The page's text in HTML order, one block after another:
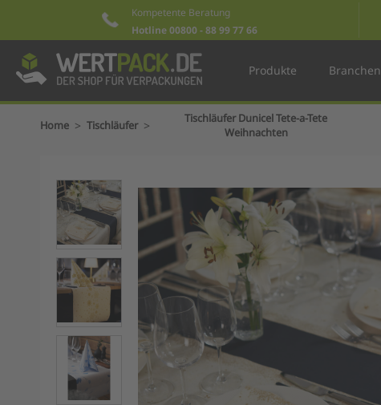
Kompetente Beratung
Hotline 00800 - 88 99 77 66
Produkte Branchen
Home > Tischläufer >
Tischläufer Dunicel Tete-a-Tete
Weihnachten